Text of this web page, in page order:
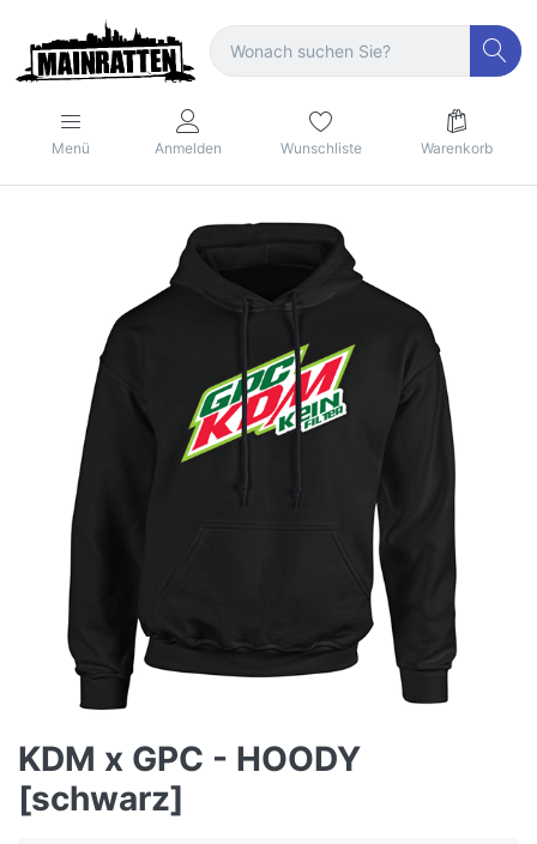
Menü Anmelden Wunschliste Warenkorb
KDM x GPC - HOODY
[schwarz]